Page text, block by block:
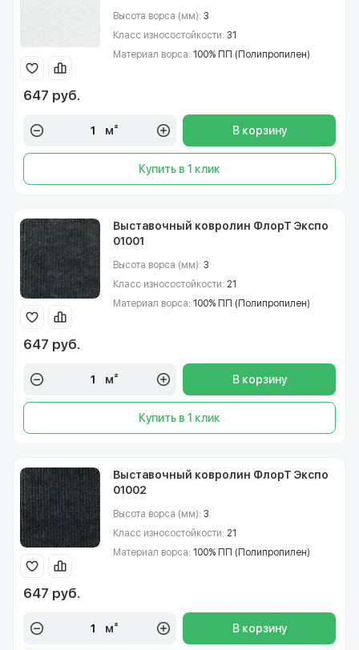
Высота ворса (мм): 3
Класс износостойкости: 31
Материал ворса: 100% ПП (Полипропилен)
647 руб.
м² В корзину
Купить в 1 клик
Выставочный ковролин ФлорТ Экспо
01001
Высота ворса (мм): 3
Класс износостойкости: 21
Материал ворса: 100% ПП (Полипропилен)
647 руб.
м² В корзину
Купить в 1 клик
Выставочный ковролин ФлорТ Экспо
01002
Высота ворса (мм): 3
Класс износостойкости: 21
Материал ворса: 100% ПП (Полипропилен)
647 руб.
м² В корзину